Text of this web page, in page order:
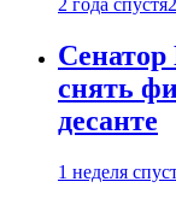
2 года спустя
Сенатор
снять
десанте
1 неделя